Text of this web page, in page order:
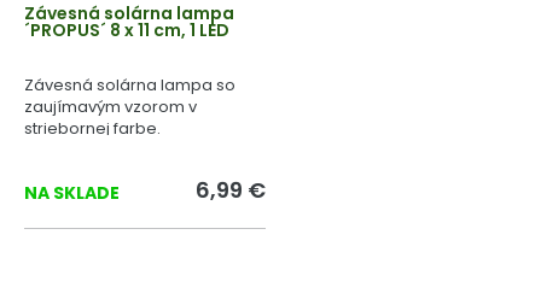
Závesná solárna lampa
´PROPUS´ 8 x 11 cm, 1 LED
Závesná solárna lampa so
zaujímavým vzorom v
striebornej farbe.
NA SKLADE 6,99 €